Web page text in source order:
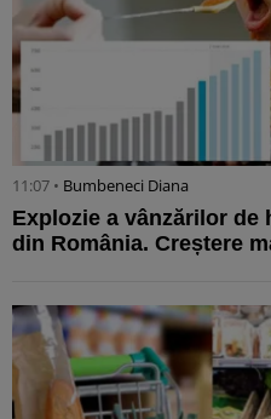
11:07 • Bumbeneci Diana
Explozie a vânzărilor de
din România. Creștere